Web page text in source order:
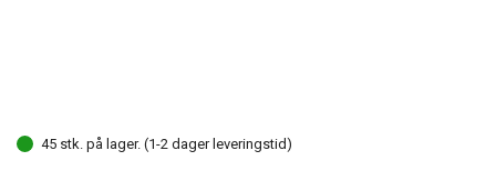
45 stk. på lager. (1-2 dager leveringstid)